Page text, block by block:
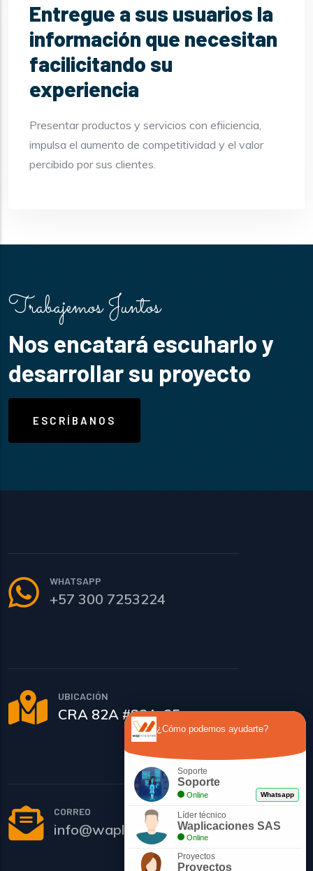
Entregue a sus usuarios la
información que necesitan
facilicitando su
experiencia
Presentar productos y servicios con efiiciencia,
impulsa el aumento de competitividad y el valor
percibido por sus clientes.
Trabajemos Juntos
Nos encatará escuharlo y
desarrollar su proyecto
ESCRÍBANOS
WHATSAPP
+57 300 7253224
UBICACIÓN
CRA 82A #82A-25
CORREO
info@waplicaciones.co
¿Cómo podemos ayudarte?
Soporte
Soporte
Online Whatsapp
Líder técnico
Waplicaciones SAS
Online
Proyectos
Proyectos